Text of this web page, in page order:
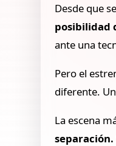
Desde que
posibilidad
ante una
Pero el
diferente.
La escena
separación.